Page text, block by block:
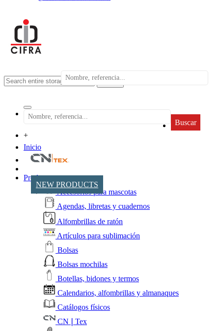
search
Buscar
+
Inicio
NEW PRODUCTS
Productos
Accesorios para mascotas
Agendas, libretas y cuadernos
Alfombrillas de ratón
Artículos para sublimación
Bolsas
Bolsas mochilas
Botellas, bidones y termos
Calendarios, alfombrillas y almanaques
Catálogos físicos
CN❘Tex